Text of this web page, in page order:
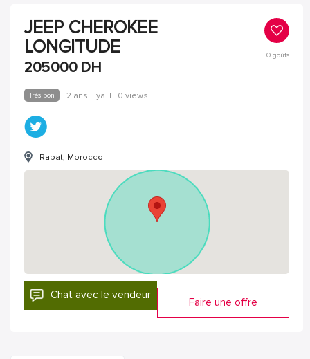
JEEP CHEROKEE
LONGITUDE
205000 DH
0goûts
Très bon 2 ans Il ya | 0 views
Rabat, Morocco
Chat avec le vendeur
Faire une offre